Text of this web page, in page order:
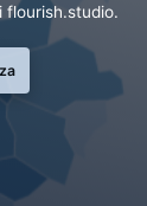
flourish.studio.